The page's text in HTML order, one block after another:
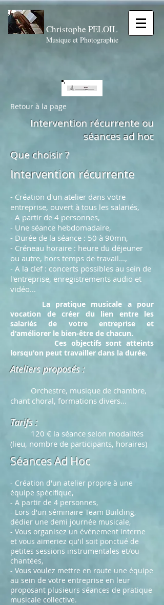
Christophe PELOIL
Musique et Photographie
Retour à la page
Intervention récurrente ou
séances ad hoc
Que choisir ?
Intervention récurrente
- Création d'un atelier dans votre
entreprise, ouvert à tous les salariés,
- A partir de 4 personnes,
- Une séance hebdomadaire,
- Durée de la séance : 50 à 90mn,
- Créneau horaire : heure du déjeuner
ou autre, hors temps de travail...,
- A la clef : concerts possibles au sein de
l'entreprise, enregistrements audio et
vidéo...
La pratique musicale a pour
vocation de créer du lien entre les
salariés de votre entreprise et
d'améliorer le bien-être de chacun.
Ces objectifs sont atteints
lorsqu'on peut travailler dans la durée.
Ateliers proposés :
Orchestre, musique de chambre,
chant choral, formations divers...
Tarifs :
120 € la séance selon modalités
(lieu, nombre de participants, horaires)
Séances Ad Hoc
- Création d'un atelier propre à une
équipe spécifique,
- A partir de 4 personnes,
- Lors d'un séminaire Team Building,
dédier une demi journée musicale,
- Vous organisez un événement interne
et vous aimeriez qu'il soit ponctué de
petites sessions instrumentales et/ou
chantées,
- Vous voulez mettre en route une équipe
au sein de votre entreprise en leur
proposant plusieurs séances de pratique
musicale collective.